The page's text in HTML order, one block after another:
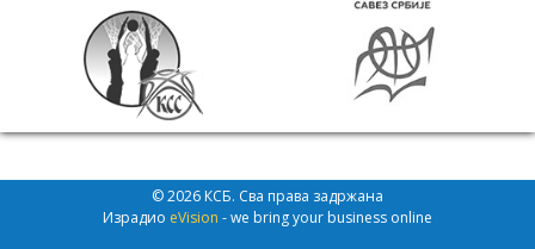
© 2026 КСБ. Сва права задржана
Израдио eVision - we bring your business online